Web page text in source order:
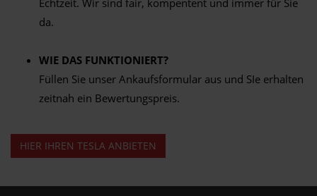
da.
WIE DAS FUNKTIONIERT?
Füllen Sie unser Ankaufsformular aus und SIe erhalten
zeitnah ein Bewertungspreis.
HIER IHREN TESLA ANBIETEN